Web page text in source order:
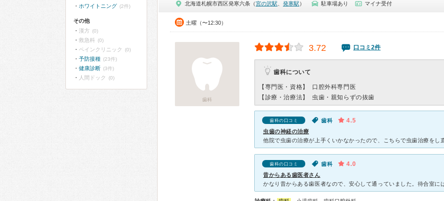
北海道札幌市西区発寒六条（宮の沢駅 発寒駅 ） 駐車場あり マイナ受付
土曜（〜12:30）
歯科
3.72 口コミ2件
歯科について
【専門医・資格】
口腔外科専門医
【診療・治療法】
虫歯・親知らずの抜歯
歯科の口コミ 歯科 4.5
虫歯の神経の治療
歯科の口コミ 歯科 4.0
昔からある歯医者さん
ホワイトニング (2件)
その他
漢方 (0)
救急科 (0)
ペインクリニック (0)
予防接種 (23件)
健康診断 (3件)
人間ドック (0)